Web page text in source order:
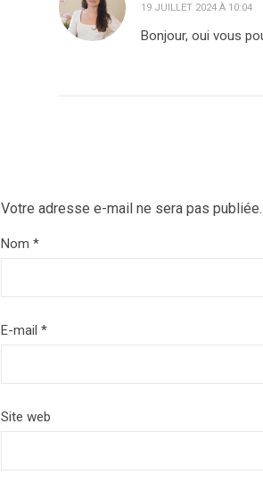
19 JUILLET 2024 À 10:04
Bonjour, oui vous
Votre adresse e-mail ne sera pas publiée.
Nom *
E-mail *
Site web